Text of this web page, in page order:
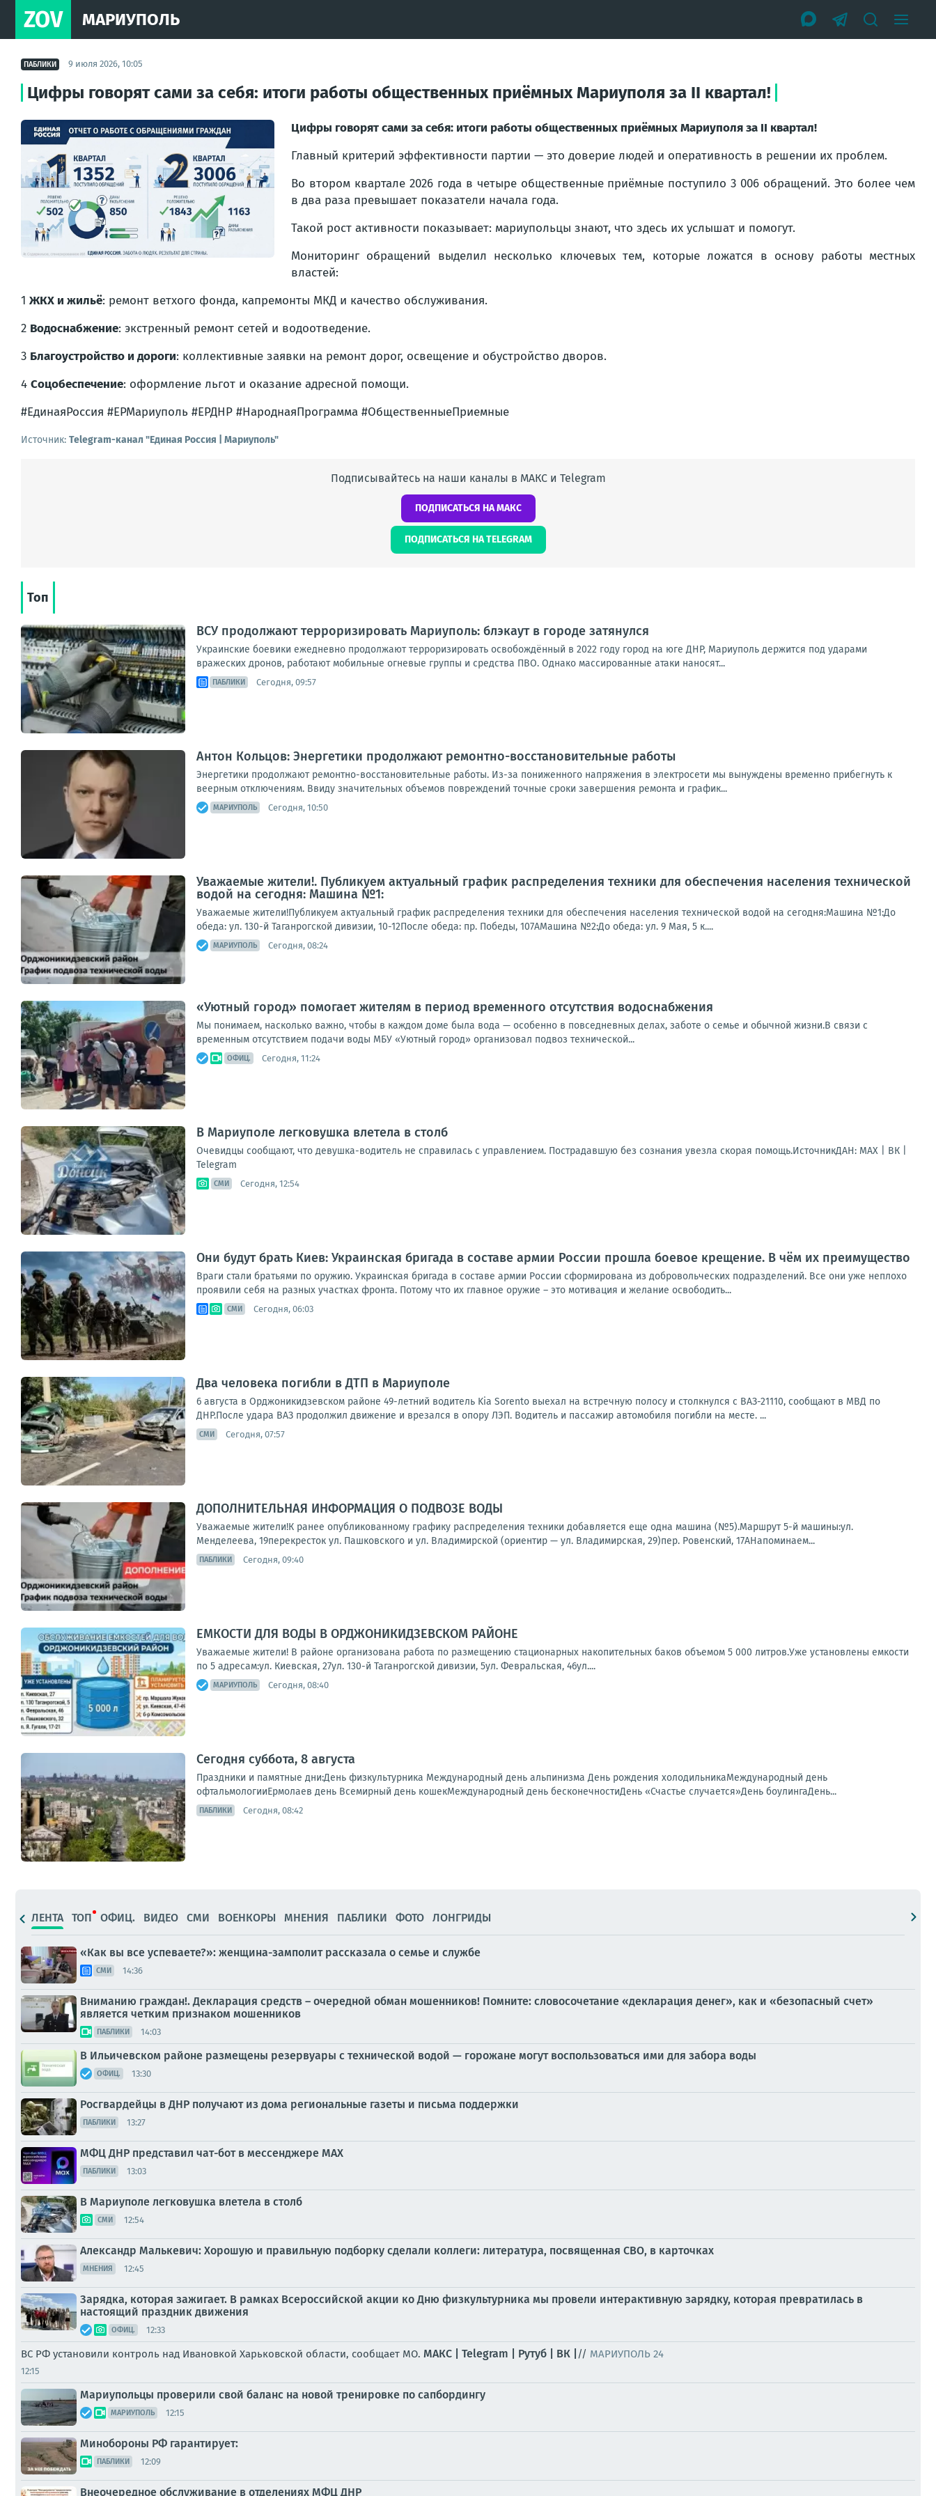
ZOV МАРИУПОЛЬ
ПАБЛИКИ 9 июля 2026, 10:05
Цифры говорят сами за себя: итоги работы общественных приёмных Мариуполя за II квартал!
Цифры говорят сами за себя: итоги работы общественных приёмных Мариуполя за II квартал!
Главный критерий эффективности партии — это доверие людей и оперативность в решении их проблем.
Во втором квартале 2026 года в четыре общественные приёмные поступило 3 006 обращений. Это более чем
в два раза превышает показатели начала года.
Такой рост активности показывает: мариупольцы знают, что здесь их услышат и помогут.
Мониторинг обращений выделил несколько ключевых тем, которые ложатся в основу работы местных
властей:
1 ЖКХ и жильё: ремонт ветхого фонда, капремонты МКД и качество обслуживания.
2 Водоснабжение: экстренный ремонт сетей и водоотведение.
3 Благоустройство и дороги: коллективные заявки на ремонт дорог, освещение и обустройство дворов.
4 Соцобеспечение: оформление льгот и оказание адресной помощи.
#ЕдинаяРоссия #ЕРМариуполь #ЕРДНР #НароднаяПрограмма #ОбщественныеПриемные
Источник: Telegram-канал "Единая Россия | Мариуполь"
Подписывайтесь на наши каналы в МАКС и Telegram
ПОДПИСАТЬСЯ НА МАКС
ПОДПИСАТЬСЯ НА TELEGRAM
Топ
ВСУ продолжают терроризировать Мариуполь: блэкаут в городе затянулся
Украинские боевики ежедневно продолжают терроризировать освобождённый в 2022 году город на юге ДНР, Мариуполь держится под ударами
вражеских дронов, работают мобильные огневые группы и средства ПВО. Однако массированные атаки наносят...
ПАБЛИКИ Сегодня, 09:57
Антон Кольцов: Энергетики продолжают ремонтно-восстановительные работы
Энергетики продолжают ремонтно-восстановительные работы. Из-за пониженного напряжения в электросети мы вынуждены временно прибегнуть к
веерным отключениям. Ввиду значительных объемов повреждений точные сроки завершения ремонта и график...
МАРИУПОЛЬ Сегодня, 10:50
Уважаемые жители!. Публикуем актуальный график распределения техники для обеспечения населения технической
водой на сегодня: Машина №1:
Уважаемые жители!Публикуем актуальный график распределения техники для обеспечения населения технической водой на сегодня:Машина №1:До
обеда: ул. 130-й Таганрогской дивизии, 10-12После обеда: пр. Победы, 107АМашина №2:До обеда: ул. 9 Мая, 5 к....
МАРИУПОЛЬ Сегодня, 08:24
«Уютный город» помогает жителям в период временного отсутствия водоснабжения
Мы понимаем, насколько важно, чтобы в каждом доме была вода — особенно в повседневных делах, заботе о семье и обычной жизни.В связи с
временным отсутствием подачи воды МБУ «Уютный город» организовал подвоз технической...
ОФИЦ. Сегодня, 11:24
В Мариуполе легковушка влетела в столб
Очевидцы сообщают, что девушка-водитель не справилась с управлением. Пострадавшую без сознания увезла скорая помощь.ИсточникДАН: MAX | ВК |
Telegram
СМИ Сегодня, 12:54
Они будут брать Киев: Украинская бригада в составе армии России прошла боевое крещение. В чём их преимущество
Враги стали братьями по оружию. Украинская бригада в составе армии России сформирована из добровольческих подразделений. Все они уже неплохо
проявили себя на разных участках фронта. Потому что их главное оружие – это мотивация и желание освободить...
СМИ Сегодня, 06:03
Два человека погибли в ДТП в Мариуполе
6 августа в Орджоникидзевском районе 49-летний водитель Kia Sorento выехал на встречную полосу и столкнулся с ВАЗ-21110, сообщают в МВД по
ДНР.После удара ВАЗ продолжил движение и врезался в опору ЛЭП. Водитель и пассажир автомобиля погибли на месте. ...
СМИ Сегодня, 07:57
ДОПОЛНИТЕЛЬНАЯ ИНФОРМАЦИЯ О ПОДВОЗЕ ВОДЫ
Уважаемые жители!К ранее опубликованному графику распределения техники добавляется еще одна машина (№5).Маршрут 5-й машины:ул.
Менделеева, 19перекресток ул. Пашковского и ул. Владимирской (ориентир — ул. Владимирская, 29)пер. Ровенский, 17АНапоминаем...
ПАБЛИКИ Сегодня, 09:40
ЕМКОСТИ ДЛЯ ВОДЫ В ОРДЖОНИКИДЗЕВСКОМ РАЙОНЕ
Уважаемые жители! В районе организована работа по размещению стационарных накопительных баков объемом 5 000 литров.Уже установлены емкости
по 5 адресам:ул. Киевская, 27ул. 130-й Таганрогской дивизии, 5ул. Февральская, 46ул....
МАРИУПОЛЬ Сегодня, 08:40
Сегодня суббота, 8 августа
Праздники и памятные дни:День физкультурника Международный день альпинизма День рождения холодильникаМеждународный день
офтальмологииЕрмолаев день Всемирный день кошекМеждународный день бесконечностиДень «Счастье случается»День боулингаДень...
ПАБЛИКИ Сегодня, 08:42
ЛЕНТА ТОП ОФИЦ. ВИДЕО СМИ ВОЕНКОРЫ МНЕНИЯ ПАБЛИКИ ФОТО ЛОНГРИДЫ
«Как вы все успеваете?»: женщина-замполит рассказала о семье и службе
СМИ 14:36
Вниманию граждан!. Декларация средств – очередной обман мошенников! Помните: словосочетание «декларация денег», как и «безопасный счет»
является четким признаком мошенников
ПАБЛИКИ 14:03
В Ильичевском районе размещены резервуары с технической водой — горожане могут воспользоваться ими для забора воды
ОФИЦ. 13:30
Росгвардейцы в ДНР получают из дома региональные газеты и письма поддержки
ПАБЛИКИ 13:27
МФЦ ДНР представил чат-бот в мессенджере MAX
ПАБЛИКИ 13:03
В Мариуполе легковушка влетела в столб
СМИ 12:54
Александр Малькевич: Хорошую и правильную подборку сделали коллеги: литература, посвященная СВО, в карточках
МНЕНИЯ 12:45
Зарядка, которая зажигает. В рамках Всероссийской акции ко Дню физкультурника мы провели интерактивную зарядку, которая превратилась в
настоящий праздник движения
ОФИЦ. 12:33
ВС РФ установили контроль над Ивановкой Харьковской области, сообщает МО. МАКС | Telegram | Рутуб | ВК | // МАРИУПОЛЬ 24
12:15
Мариупольцы проверили свой баланс на новой тренировке по сапбордингу
МАРИУПОЛЬ 12:15
Минобороны РФ гарантирует:
ПАБЛИКИ 12:09
Внеочередное обслуживание в отделениях МФЦ ДНР